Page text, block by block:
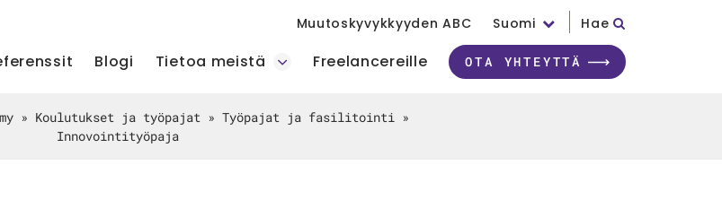
Muutoskyvykkyyden ABC Suomi Hae
Blogi Tietoa meistä Freelancereille OTA YHTEYTTÄ
» Koulutukset ja työpajat» Työpajat ja fasilitointi»
Innovointityöpaja